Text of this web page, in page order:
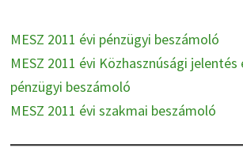
MESZ 2011 évi pénzügyi beszámoló
MESZ 2011 évi Közhasznúsági
pénzügyi beszámoló
MESZ 2011 évi szakmai beszámoló